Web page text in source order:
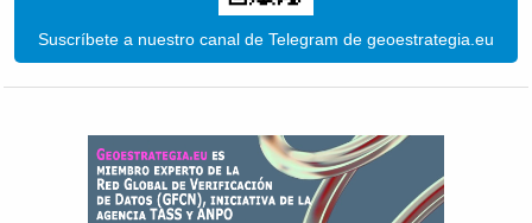
Suscríbete a nuestro canal de Telegram de geoestrategia.eu